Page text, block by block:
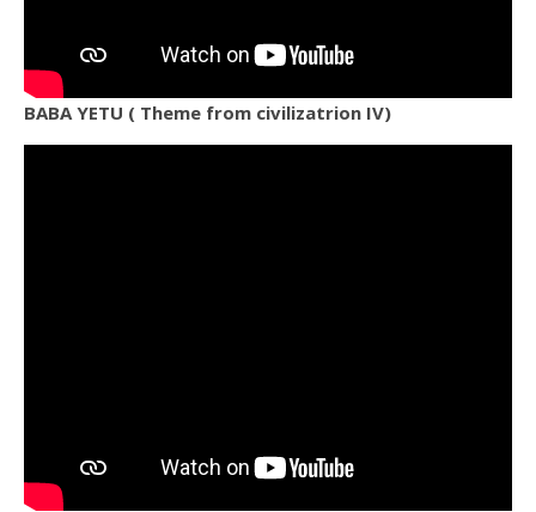
BABA YETU ( Theme from civilizatrion IV)